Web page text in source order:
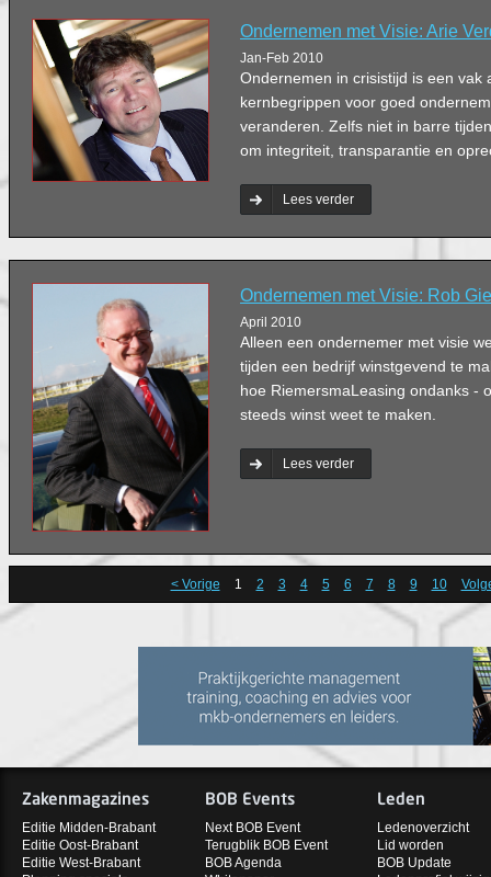
Ondernemen met Visie: Arie
Jan-Feb 2010
Ondernemen in crisistijd is een vak
kernbegrippen voor goed
veranderen. Zelfs niet in barre
om integriteit, transparantie en
Lees verder
Ondernemen met Visie: Rob
April 2010
Alleen een ondernemer met visie
tijden een bedrijf winstgevend te
hoe RiemersmaLeasing ondanks -
steeds winst weet te maken.
Lees verder
< Vorige 1 2 3 4 5 6 7 8 9 10
Zakenmagazines
Editie Midden-Brabant
Editie Oost-Brabant
Editie West-Brabant
BOB Events
Next BOB Event
Terugblik BOB Event
BOB Agenda
Leden
Ledenoverzicht
Lid worden
BOB Update